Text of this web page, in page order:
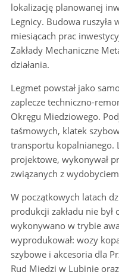
lokalizację planowanej
Legnicy. Budowa
miesiącach prac
Zakłady Mechaniczne
działania.
Legmet powstał jako
zaplecze techniczno-
Okręgu Miedziowego.
taśmowych, klatek
transportu kopalnianego.
projektowe, wykonywał
związanych z
W początkowych latach
produkcji zakładu nie
wykonywano w trybie
wyprodukował: wozy
szybowe i akcesoria dla
Rud Miedzi w Lubinie